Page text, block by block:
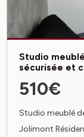
Studio
sécurisée et
510€
Studio meublé
Jolimont